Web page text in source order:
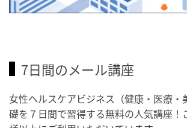
7日間のメール講座
女性ヘルスケアビジネス（健康・医療・
礎を７日間で習得する無料の人気講座！